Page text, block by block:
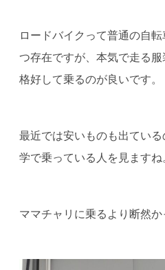
ロードバイクって普通の自
つ存在ですが、本気で走る
格好して乗るのが良いです。
最近では安いものも出てい
学で乗っている人を見ますね
ママチャリに乗るより断然か